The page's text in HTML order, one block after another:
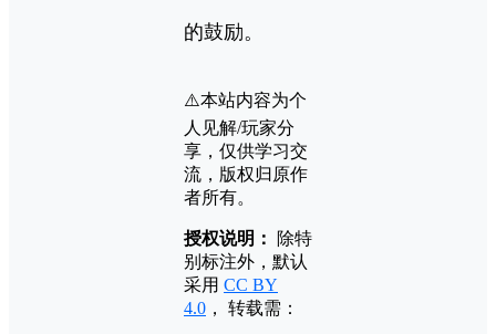
的鼓励。
⚠️本站内容为个
人见解/玩家分
享，仅供学习交
流，版权归原作
者所有。
授权说明：
除特
别标注外，默认
采用 CC BY
4.0 ， 转载需：